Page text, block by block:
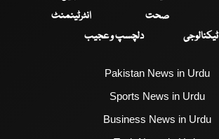
صحت
انٹرٹینمنٹ
ٹیکنالوجی
دلچسپ و عجیب
Pakistan News in Urdu
Sports News in Urdu
Business News in Urdu